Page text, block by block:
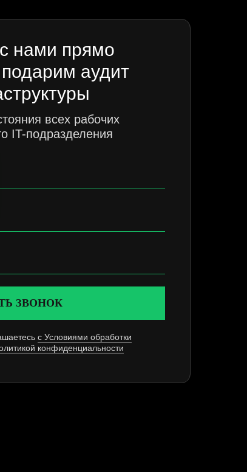
нами прямо
аудит
всех рабочих
IT-подразделения
ЗВОНОК
с Условиями обработки
конфиденциальности